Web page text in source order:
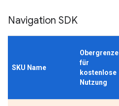
Navigation SDK
SKU Name
Obergrenze
für
kostenlose
Nutzung